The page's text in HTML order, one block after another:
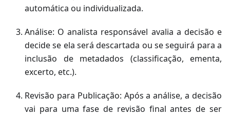
automática ou individualizada.
Análise: O analista responsável avalia a decisão e
decide se ela será descartada ou se seguirá para a
inclusão de metadados (classificação, ementa,
excerto, etc.).
Revisão para Publicação: Após a análise, a decisão
vai para uma fase de revisão final antes de ser